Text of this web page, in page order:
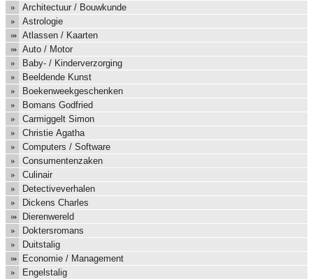
Architectuur / Bouwkunde
Astrologie
Atlassen / Kaarten
Auto / Motor
Baby- / Kinderverzorging
Beeldende Kunst
Boekenweekgeschenken
Bomans Godfried
Carmiggelt Simon
Christie Agatha
Computers / Software
Consumentenzaken
Culinair
Detectiveverhalen
Dickens Charles
Dierenwereld
Doktersromans
Duitstalig
Economie / Management
Engelstalig